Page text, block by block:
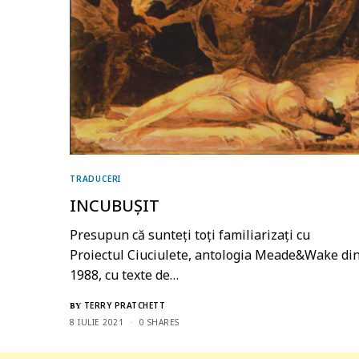
TRADUCERI
INCUBUȘIT
Presupun că sunteți toți familiarizați cu
Proiectul Ciuciulete, antologia Meade&Wake
1988, cu texte de…
BY TERRY PRATCHETT
8 IULIE 2021
0 SHARES